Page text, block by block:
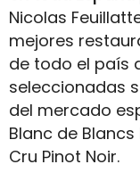
Nicolas
mejores
de todo el país
seleccionadas
del mercado
Blanc de
Cru Pinot Noir.